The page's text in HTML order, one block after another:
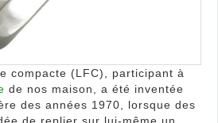
compacte (LFC), participant à
de nos maison, a été inventée
des années 1970, lorsque des